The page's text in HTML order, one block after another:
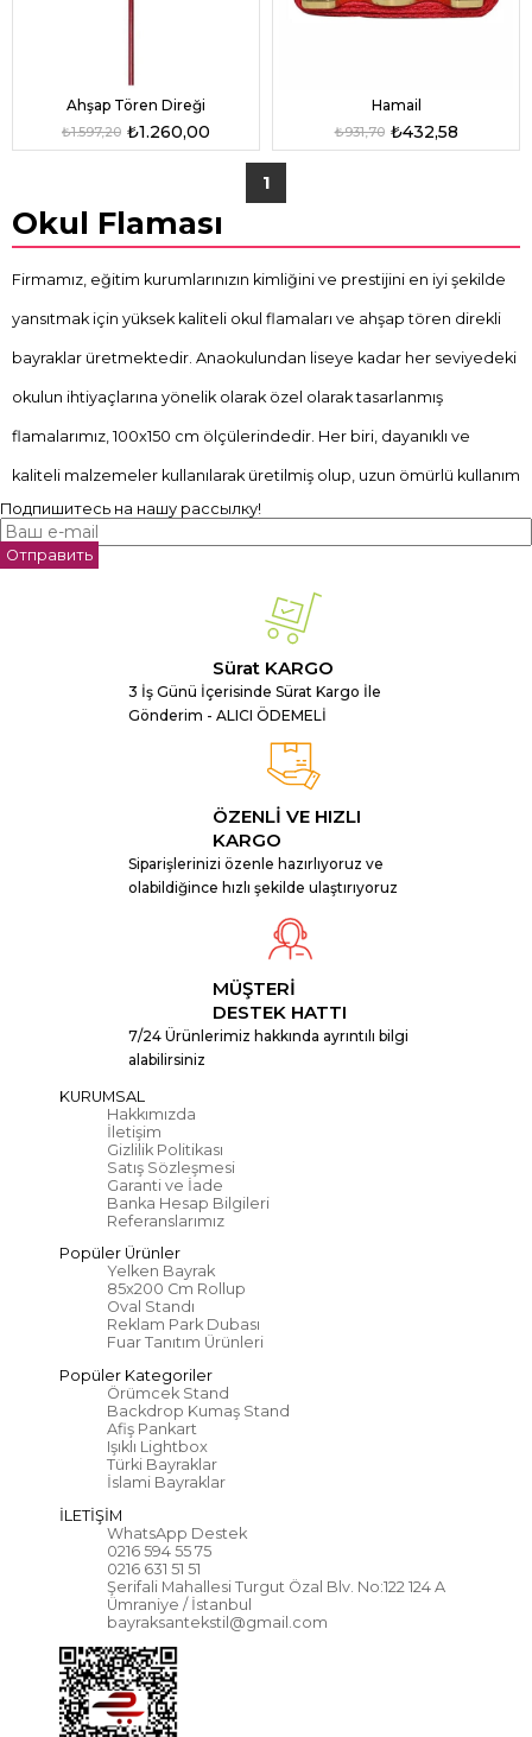
Ahşap Tören Direği
₺1.260,00
₺1.597,20
Hamail
₺432,58
₺931,70
1
Okul Flaması
Firmamız, eğitim kurumlarınızın kimliğini ve prestijini en iyi şekilde
yansıtmak için yüksek kaliteli okul flamaları ve ahşap tören direkli
bayraklar üretmektedir. Anaokulundan liseye kadar her seviyedeki
okulun ihtiyaçlarına yönelik olarak özel olarak tasarlanmış
flamalarımız, 100x150 cm ölçülerindedir. Her biri, dayanıklı ve
kaliteli malzemeler kullanılarak üretilmiş olup, uzun ömürlü kullanım
sağlar.
Anaokulu Flamaları
Anaokulları için tasarlanan flamalarımız, renkli ve dikkat çekici
tasarımlarıyla küçük öğrencilerin ilgisini çekecek şekilde
hazırlanmıştır. Yumuşak renk tonları ve okul logosunu ön plana
yansıtmanın yanı sıra, çocuklara güven ve aidiyet duygusu
Flamaları
tasarım anlayışıyla sunulmaktadır. Ortaokul öğrencilerinin yaş
grubuna uygun renkler ve okul logosunun ön planda olduğu bu
flamalar, okulunuzun ciddiyetini ve değerlerini yansıtacak şekilde
Подпишитесь на нашу рассылку!
Отправить
Sürat KARGO
3 İş Günü İçerisinde Sürat Kargo İle
Gönderim - ALICI ÖDEMELİ
ÖZENLİ VE HIZLI
KARGO
Siparişlerinizi özenle hazırlıyoruz ve
olabildiğince hızlı şekilde ulaştırıyoruz
MÜŞTERİ
DESTEK HATTI
7/24 Ürünlerimiz hakkında ayrıntılı bilgi
alabilirsiniz
KURUMSAL
Hakkımızda
İletişim
Gizlilik Politikası
Satış Sözleşmesi
Garanti ve İade
Banka Hesap Bilgileri
Referanslarımız
Popüler Ürünler
Yelken Bayrak
85x200 Cm Rollup
Oval Standı
Reklam Park Dubası
Fuar Tanıtım Ürünleri
Popüler Kategoriler
Örümcek Stand
Backdrop Kumaş Stand
Afiş Pankart
Işıklı Lightbox
Türki Bayraklar
İslami Bayraklar
İLETİŞİM
WhatsApp Destek
0216 594 55 75
0216 631 51 51
Şerifali Mahallesi Turgut Özal Blv. No:122 124 A
Ümraniye / İstanbul
bayraksantekstil@gmail.com